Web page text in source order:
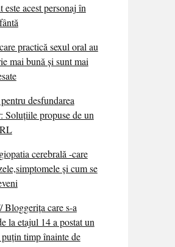
este acest personaj în
practică sexul oral au
mai bună și sunt mai
desfundarea
Soluțiile propuse de un
cerebrală -care
și cum se
care s-a
la etajul 14 a postat un
timp înainte de